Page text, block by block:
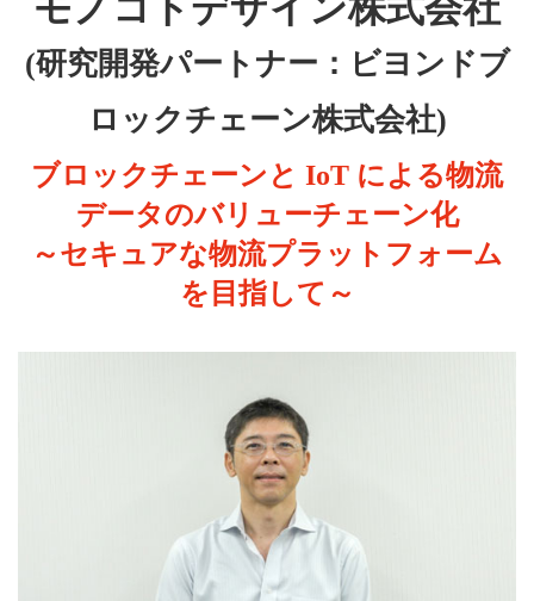
(研究開発パートナー：ビヨンドブ
ロックチェーン株式会社)
ブロックチェーンと IoT による物流
データのバリューチェーン化
～セキュアな物流プラットフォーム
を目指して～